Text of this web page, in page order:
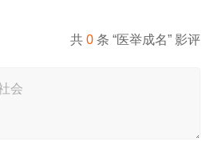
共0 条 “医举成名” 影评